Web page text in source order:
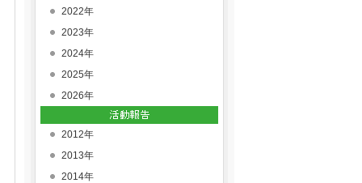
2022年
2023年
2024年
2025年
2026年
2012年
2013年
2014年